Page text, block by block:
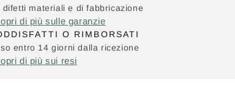
difetti materiali e di fabbricazione
di più sulle garanzie
O RIMBORSATI
entro 14 giorni dalla ricezione
di più sui resi